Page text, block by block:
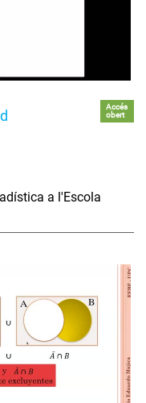
Accés
obert
a l'Escola